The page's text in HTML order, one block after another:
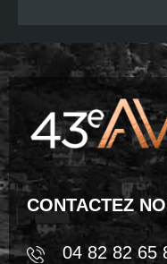
CONTACTEZ
04 82 82 65